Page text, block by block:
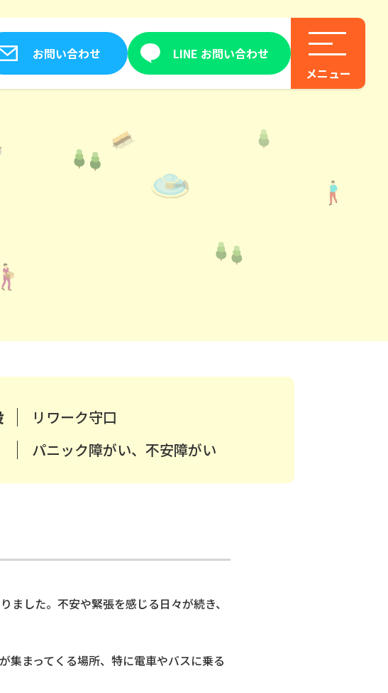
お問い合わせ LINE お問い合わせ
リワーク守口
パニック障がい、不安障がい
した。不安や緊張を感じる日々が続き、
集まってくる場所、特に電車やバスに乗る